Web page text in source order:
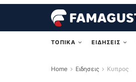
ΤΟΠΙΚΑ ΕΙΔΗΣΕΙΣ
Home Ειδησεις Κυπρος